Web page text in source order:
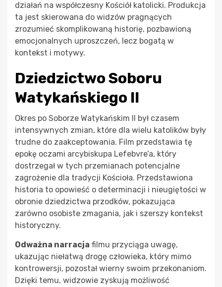
działań na współczesny Kościół katolicki. Produkcja
ta jest skierowana do widzów pragnących
zrozumieć skomplikowaną historię, pozbawioną
emocjonalnych uproszczeń, lecz bogatą w
kontekst i motywy.
Dziedzictwo Soboru
Watykańskiego II
Okres po Soborze Watykańskim II był czasem
intensywnych zmian, które dla wielu katolików były
trudne do zaakceptowania. Film przedstawia tę
epokę oczami arcybiskupa Lefebvre’a, który
dostrzegał w tych przemianach potencjalne
zagrożenie dla tradycji Kościoła. Przedstawiona
historia to opowieść o determinacji i nieugiętości w
obronie dziedzictwa przodków, pokazująca
zarówno osobiste zmagania, jak i szerszy kontekst
historyczny.
Odważna narracja filmu przyciąga uwagę,
ukazując niełatwą drogę człowieka, który mimo
kontrowersji, pozostał wierny swoim przekonaniom.
Dzięki temu, widzowie zyskują możliwość